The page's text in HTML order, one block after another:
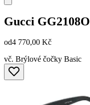
Gucci GG2108O
od4 770,00 Kč
vč. Brýlové čočky Basic